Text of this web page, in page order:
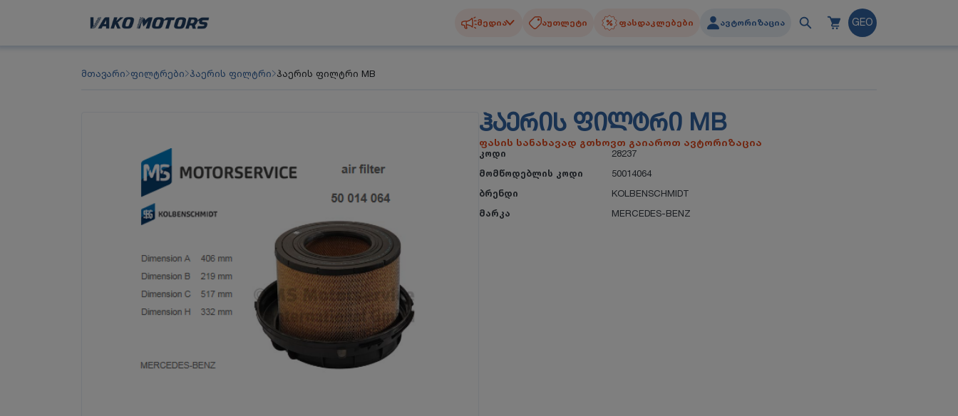
მედია აუთლეტი ფასდაკლებები ავტორიზაცია GEO
მთავარი ფილტრები ჰაერის ფილტრი ჰაერის ფილტრი MB
ᲰᲐᲔᲠᲘᲡ ᲤᲘᲚᲢᲠᲘ MB
ფასის სანახავად გთხოვთ გაიაროთ ავტორიზაცია
კოდი
28237
მომწოდებლის კოდი
50014064
ბრენდი
KOLBENSCHMIDT
მარკა
MERCEDES-BENZ